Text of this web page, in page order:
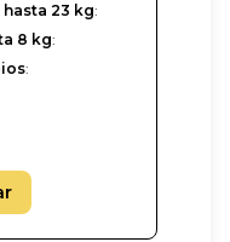
23 kg:
8 kg:
: